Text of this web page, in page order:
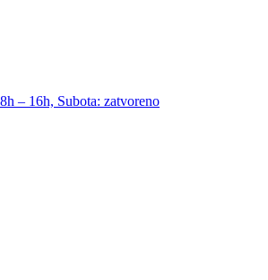
– 16h, Subota: zatvoreno